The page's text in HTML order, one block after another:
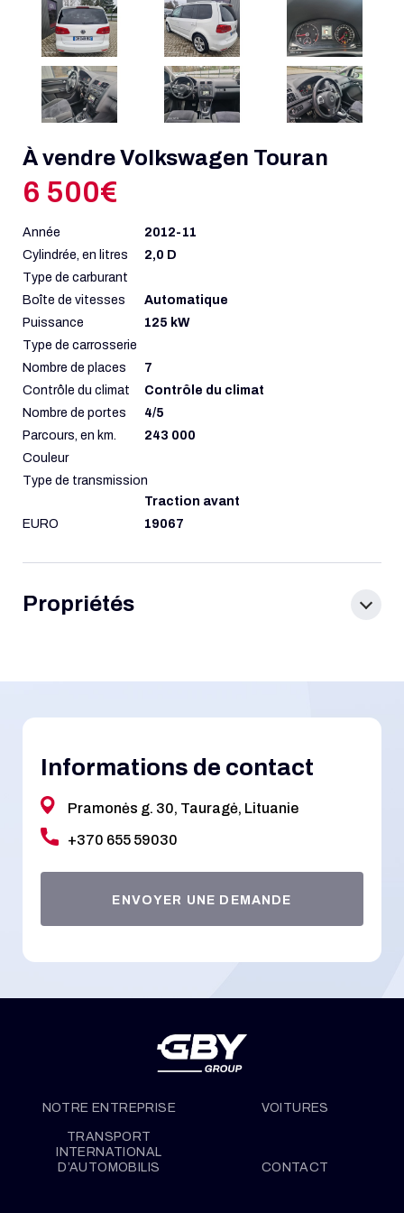
À vendre Volkswagen Touran
6 500€
Année
2012-11
Cylindrée, en litres
2,0 D
Type de carburant
Boîte de vitesses
Automatique
Puissance
125 kW
Type de carrosserie
Nombre de places
7
Contrôle du climat
Contrôle du climat
Nombre de portes
4/5
Parcours, en km.
243 000
Couleur
Type de transmission
Traction avant
EURO
19067
Propriétés
Informations de contact
Pramonės g. 30, Tauragė, Lituanie
+370 655 59030
ENVOYER UNE DEMANDE
NOTRE ENTREPRISE VOITURES
TRANSPORT
INTERNATIONAL
D’AUTOMOBILIS
CONTACT